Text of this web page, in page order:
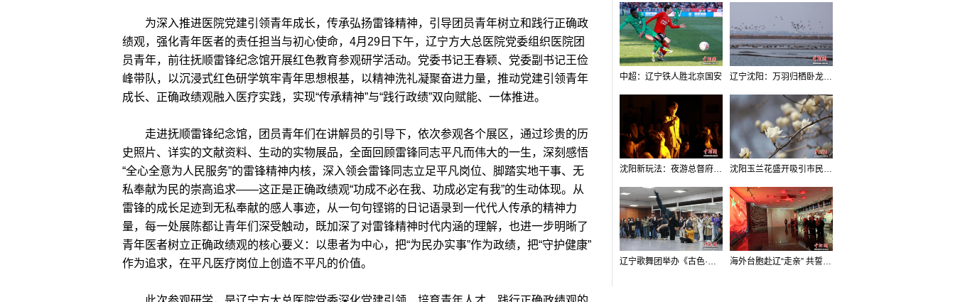
为深入推进医院党建引领青年成长，传承弘扬雷锋精神，引导团员青年树立和践行正确政
绩观，强化青年医者的责任担当与初心使命，4月29日下午，辽宁方大总医院党委组织医院团
员青年，前往抚顺雷锋纪念馆开展红色教育参观研学活动。党委书记王春颖、党委副书记王俭
峰带队，以沉浸式红色研学筑牢青年思想根基，以精神洗礼凝聚奋进力量，推动党建引领青年
成长、正确政绩观融入医疗实践，实现“传承精神”与“践行政绩”双向赋能、一体推进。
走进抚顺雷锋纪念馆，团员青年们在讲解员的引导下，依次参观各个展区，通过珍贵的历
史照片、详实的文献资料、生动的实物展品，全面回顾雷锋同志平凡而伟大的一生，深刻感悟
“全心全意为人民服务”的雷锋精神内核，深入领会雷锋同志立足平凡岗位、脚踏实地干事、无
私奉献为民的崇高追求——这正是正确政绩观“功成不必在我、功成必定有我”的生动体现。从
雷锋的成长足迹到无私奉献的感人事迹，从一句句铿锵的日记语录到一代代人传承的精神力
量，每一处展陈都让青年们深受触动，既加深了对雷锋精神时代内涵的理解，也进一步明晰了
青年医者树立正确政绩观的核心要义：以患者为中心，把“为民办实事”作为政绩，把“守护健康”
作为追求，在平凡医疗岗位上创造不平凡的价值。
中超：辽宁铁人胜北京国安 辽宁沈阳：万羽归栖卧龙湖看群鸟齐飞
沈阳新玩法：夜游总督府，当一回“赴宴者” 沈阳玉兰花盛开吸引市民打卡
辽宁歌舞团举办《古色·国宝辽宁》排练开放日活动 海外台胞赴辽“走亲” 共誓“和平初心”